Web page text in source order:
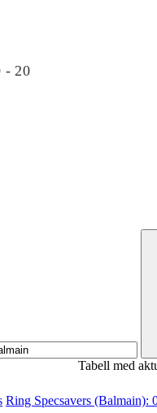
- 20
och dryck
Tabell med
Ring Specsavers (Balmain):